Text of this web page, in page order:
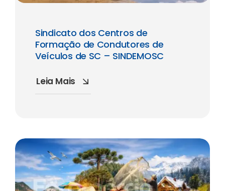
Sindicato dos Centros de
Formação de Condutores de
Veículos de SC – SINDEMOSC
Leia Mais